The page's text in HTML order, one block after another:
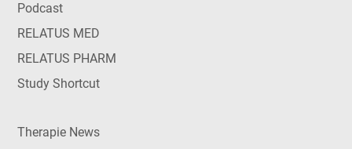
Podcast
RELATUS MED
RELATUS PHARM
Study Shortcut
Therapie News